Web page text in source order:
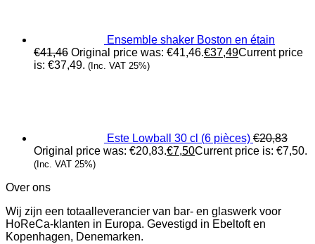
Ensemble shaker Boston en étain
€41,46 Original price was: €41,46.€37,49Current price
is: €37,49. (Inc. VAT 25%)
Este Lowball 30 cl (6 pièces) €20,83
Original price was: €20,83.€7,50Current price is: €7,50.
(Inc. VAT 25%)
Over ons
Wij zijn een totaalleverancier van bar- en glaswerk voor
HoReCa-klanten in Europa. Gevestigd in Ebeltoft en
Kopenhagen, Denemarken.